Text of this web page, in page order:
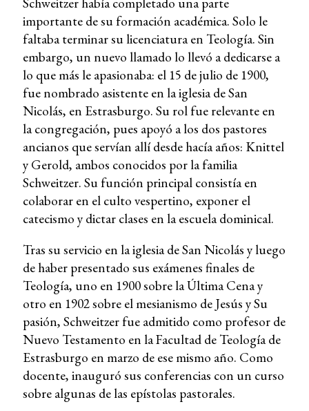
importante de su formación académica. Solo le
faltaba terminar su licenciatura en Teología. Sin
embargo, un nuevo llamado lo llevó a dedicarse a
lo que más le apasionaba: el 15 de julio de 1900,
fue nombrado asistente en la iglesia de San
Nicolás, en Estrasburgo. Su rol fue relevante en
la congregación, pues apoyó a los dos pastores
ancianos que servían allí desde hacía años: Knittel
y Gerold, ambos conocidos por la familia
Schweitzer. Su función principal consistía en
colaborar en el culto vespertino, exponer el
catecismo y dictar clases en la escuela dominical.
Tras su servicio en la iglesia de San Nicolás y luego
de haber presentado sus exámenes finales de
Teología, uno en 1900 sobre la Última Cena y
otro en 1902 sobre el mesianismo de Jesús y Su
pasión, Schweitzer fue admitido como profesor de
Nuevo Testamento en la Facultad de Teología de
Estrasburgo en marzo de ese mismo año. Como
docente, inauguró sus conferencias con un curso
sobre algunas de las epístolas pastorales.